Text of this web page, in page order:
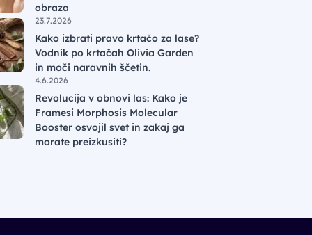
obraza
23.7.2026
Kako izbrati pravo krtačo za lase?
Vodnik po krtačah Olivia Garden
in moči naravnih ščetin.
4.6.2026
Revolucija v obnovi las: Kako je
Framesi Morphosis Molecular
Booster osvojil svet in zakaj ga
morate preizkusiti?